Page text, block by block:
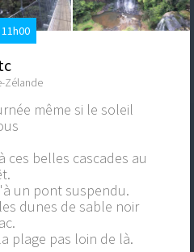
Zélande
même si le soleil
ces belles cascades au
un pont suspendu.
dunes de sable noir
plage pas loin de là.